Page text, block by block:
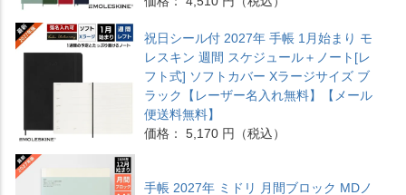
祝日シール付 2027年 手帳 1月始まり モ
レスキン 週間 スケジュール＋ノート[レ
フト式] ソフトカバー Xラージサイズ ブ
ラック【レーザー名入れ無料】【メール
便送料無料】
価格： 5,170 円（税込）
手帳 2027年 ミドリ 月間ブロック MDノ